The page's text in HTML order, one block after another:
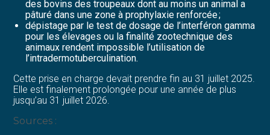
des bovins des troupeaux dont au moins un animal a
pâturé dans une zone à prophylaxie renforcée ;
dépistage par le test de dosage de l’interféron gamma
pour les élevages ou la finalité zootechnique des
animaux rendent impossible l’utilisation de
l’intradermotuberculination.
Cette prise en charge devait prendre fin au 31 juillet 2025.
Elle est finalement prolongée pour une année de plus
jusqu’au 31 juillet 2026.
Sources :